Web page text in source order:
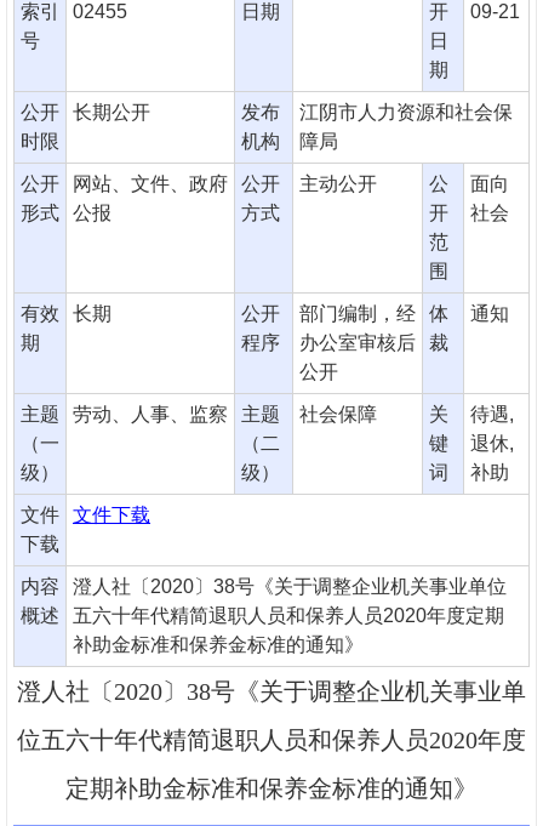
索引
号
02455
日期
开
日
期
09-21
公开
时限
长期公开
发布
机构
江阴市人力资源和社会保
障局
公开
形式
网站、文件、政府
公报
公开
方式
主动公开
公
开
范
围
面向
社会
有效
期
长期
公开
程序
部门编制，经
办公室审核后
公开
体
裁
通知
主题
（一
级）
劳动、人事、监察
主题
（二
级）
社会保障
关
键
词
待遇,
退休,
补助
文件
下载
文件下载
内容
概述
澄人社〔2020〕38号《关于调整企业机关事业单位
五六十年代精简退职人员和保养人员2020年度定期
补助金标准和保养金标准的通知》
澄人社〔2020〕38号《关于调整企业机关事业单
位五六十年代精简退职人员和保养人员2020年度
定期补助金标准和保养金标准的通知》